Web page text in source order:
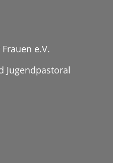
e.V.
Jugendpastoral